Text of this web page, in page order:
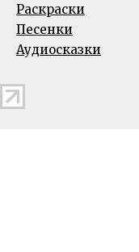
Раскраски
Песенки
Аудиосказки